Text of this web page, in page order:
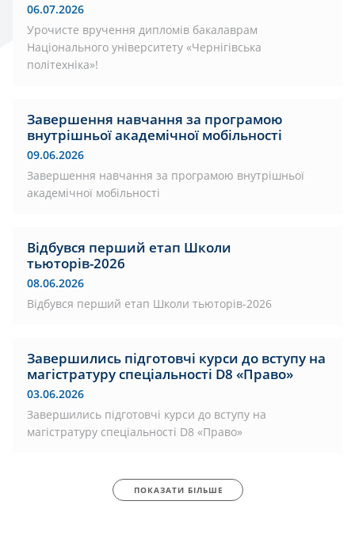
06.07.2026
Урочисте вручення дипломів бакалаврам
Національного університету «Чернігівська
політехніка»!
Завершення навчання за програмою
внутрішньої академічної мобільності
09.06.2026
Завершення навчання за програмою внутрішньої
академічної мобільності
Відбувся перший етап Школи
тьюторів-2026
08.06.2026
Відбувся перший етап Школи тьюторів-2026
Завершились підготовчі курси до вступу на
магістратуру спеціальності D8 «Право»
03.06.2026
Завершились підготовчі курси до вступу на
магістратуру спеціальності D8 «Право»
ПОКАЗАТИ БІЛЬШЕ